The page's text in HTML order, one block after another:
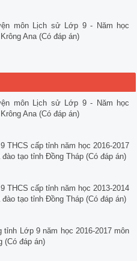
môn Lịch sử Lớp 9 - Năm học
Ana (Có đáp án)
môn Lịch sử Lớp 9 - Năm học
Ana (Có đáp án)
THCS cấp tỉnh năm học 2016-2017
tạo tỉnh Đồng Tháp (Có đáp án)
THCS cấp tỉnh năm học 2013-2014
tạo tỉnh Đồng Tháp (Có đáp án)
Lớp 9 năm học 2016-2017 môn
(Có đáp án)